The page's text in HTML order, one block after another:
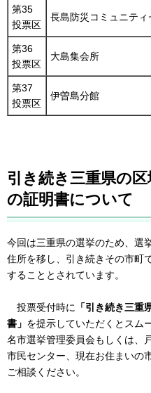
第35
投票区
長島防災コミュニティ
第36
投票区
大島集会所
第37
投票区
伊曽島分館
引き続き三重県の
の証明書について
今回は三重県の選挙のため、選
住所を移し、引き続きその市町
することとされています。
投票受付時に
「引き続き三重
書」 を提示していただくとスム
名市選挙管理委員会もしくは、
市民センター、現在お住まいの
ご相談ください。